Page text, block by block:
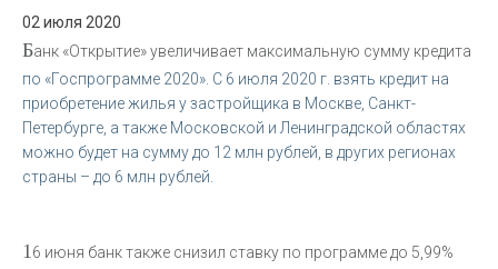
02 июля 2020
Банк «Открытие» увеличивает максимальную сумму кредита
по «Госпрограмме 2020». С 6 июля 2020 г. взять кредит на
приобретение жилья у застройщика в Москве, Санкт-
Петербурге, а также Московской и Ленинградской областях
можно будет на сумму до 12 млн рублей, в других регионах
страны – до 6 млн рублей.
1 6 июня банк также снизил ставку по программе до 5,99%